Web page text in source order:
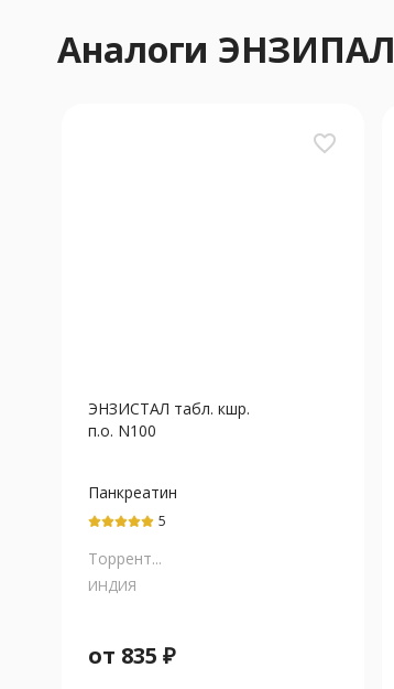
Аналоги ЭНЗИПАЛ
favorite_border
ЭНЗИСТАЛ табл. кшр.
п.о. N100
Панкреатин
5
Торрент...
ИНДИЯ
от 835 ₽